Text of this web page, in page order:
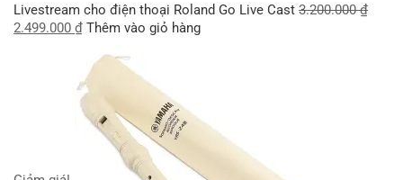
Livestream cho điện thoại Roland Go Live Cast 3.200.000₫
2.499.000 ₫ Thêm vào giỏ hàng